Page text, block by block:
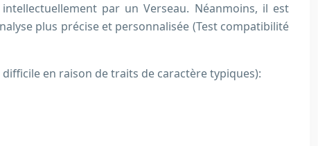
par un Verseau. Néanmoins, il est
plus précise et personnalisée (Test compatibilité
en raison de traits de caractère typiques):